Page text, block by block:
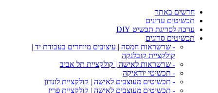
חדשים באתר
תכשיטים עדינים
ערכה לסריגת תכשיט DIY
תכשיטים סרוגים
- שרשראות חמסה | עיצובים מיוחדים בעבודת יד |
קולקציית קזבלנקה
- שרשראות לאישה | קולקציית תל אביב
- תכשיטי יודאיקה
- תכשיטים מעוצבים לאישה | קולקציית לונדון
- תכשיטים מעוצבים לאישה | קולקציית פריז